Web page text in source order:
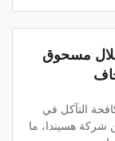
مسحوق
التآكل في
شركة هسيندا، ما